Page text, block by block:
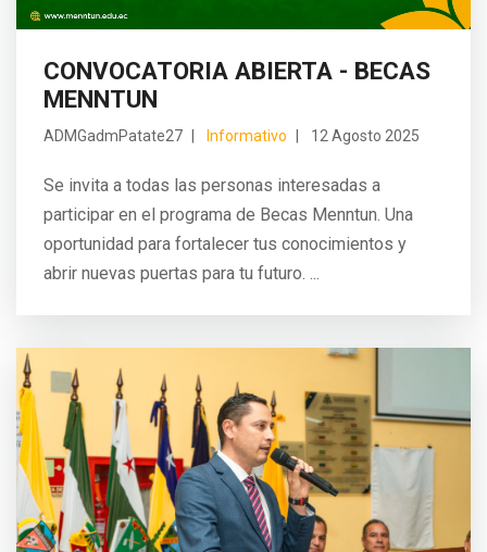
CONVOCATORIA ABIERTA - BECAS
MENNTUN
ADMGadmPatate27 Informativo 12 Agosto 2025
Se invita a todas las personas interesadas a
participar en el programa de Becas Menntun. Una
oportunidad para fortalecer tus conocimientos y
abrir nuevas puertas para tu futuro. ...